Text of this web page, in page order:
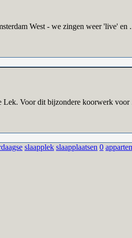
West - we zingen weer 'live' en
Lek. Voor dit bijzondere koorwerk voor
slaapplek slaapplaatsen 0